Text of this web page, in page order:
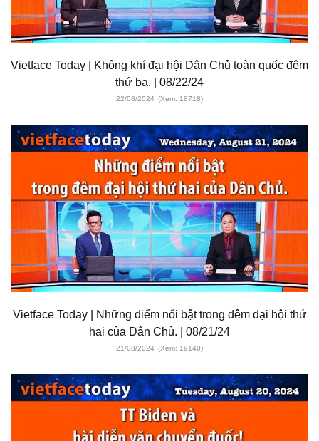
Vietface Today | Không khí đại hội Dân Chủ toàn quốc đêm
thứ ba. | 08/22/24
22/08/2024 (Xem: 18718)
Vietface Today | Những điểm nổi bật trong đêm đại hội thứ
hai của Dân Chủ. | 08/21/24
21/08/2024 (Xem: 19140)